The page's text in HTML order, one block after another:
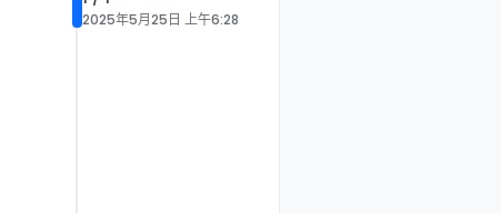
2025年5月25日 上午6:28